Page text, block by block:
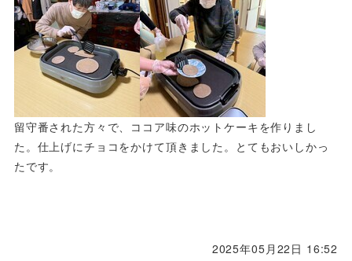
留守番された方々で、ココア味のホットケーキを作りまし
た。仕上げにチョコをかけて頂きました。とてもおいしかっ
たです。
2025年05月22日 16:52